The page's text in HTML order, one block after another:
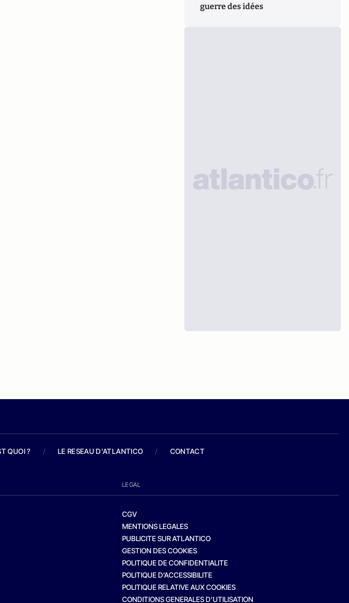
guerre des idées
QUOI ? / LE RESEAU D'ATLANTICO / CONTACT
LEGAL
CGV
MENTIONS LEGALES
PUBLICITE SUR ATLANTICO
GESTION DES COOKIES
POLITIQUE DE CONFIDENTIALITE
POLITIQUE D’ACCESSIBILITE
POLITIQUE RELATIVE AUX COOKIES
CONDITIONS GENERALES D’UTILISATION